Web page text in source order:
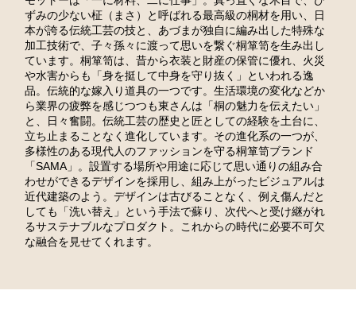
ずみの少ない柾（まさ）と呼ばれる最高級の桐材を用い、日
本が誇る伝統工芸の技と、あづまが独自に編み出した特殊な
加工技術で、子々孫々に渡って思いを繋ぐ桐箪笥を生み出し
ています。桐箪笥は、昔から衣装と財産の保管に優れ、火災
や水害からも「身を挺して中身を守り抜く」といわれる逸
品。伝統的な嫁入り道具の一つです。生活環境の変化などか
ら業界の疲弊を感じつつも東さんは「桐の魅力を伝えたい」
と、日々奮闘。伝統工芸の歴史と匠としての経験を土台に、
立ち止まることなく進化しています。その進化系の一つが、
多様性のある現代人のファッションを守る桐箪笥ブランド
「SAMA」。設置する場所や用途に応じて思い通りの組み合
わせができるデザインを採用し、組み上がったビジュアルは
近代建築のよう。デザインは古びることなく、例え傷んだと
しても「洗い替え」という手法で蘇り、次代へと受け継がれ
るサステナブルなプロダクト。これからの時代に必要不可欠
な融合を見せてくれます。